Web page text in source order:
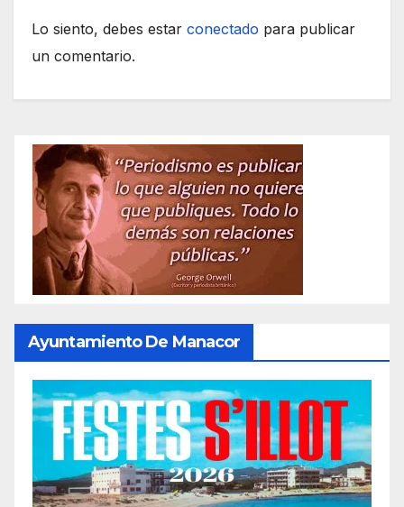
Lo siento, debes estar conectado para publicar
un comentario.
Ayuntamiento De Manacor